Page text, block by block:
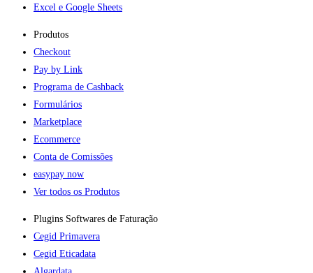
Excel e Google Sheets
Produtos
Checkout
Pay by Link
Programa de Cashback
Formulários
Marketplace
Ecommerce
Conta de Comissões
easypay now
Ver todos os Produtos
Plugins Softwares de Faturação​
Cegid Primavera
Cegid Eticadata